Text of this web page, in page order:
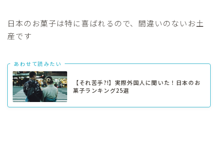
日本のお菓子は特に喜ばれるので、間違いのないお土
産です
あわせて読みたい
【それ苦手?!】実際外国人に聞いた！日本のお
菓子ランキング25選